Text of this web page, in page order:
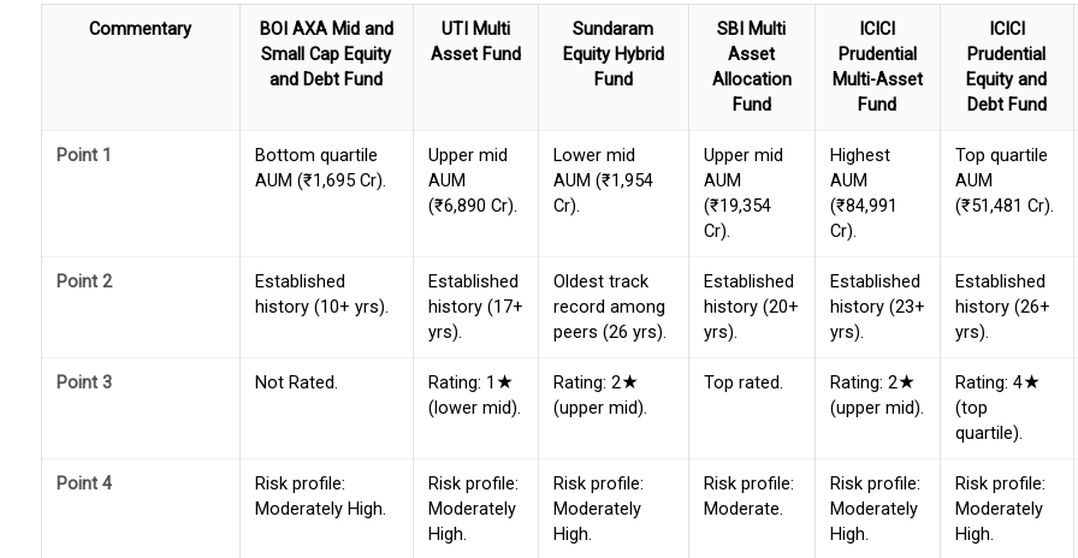
Commentary
BOI AXA Mid and
Small Cap Equity
and Debt Fund
UTI Multi
Asset Fund
Sundaram
Equity Hybrid
Fund
SBI Multi
Asset
Allocation
Fund
ICICI
Prudential
Multi-Asset
Fund
ICICI
Prudential
Equity and
Debt Fund
Point 1
Bottom quartile
AUM (₹1,695 Cr).
Upper mid
AUM
(₹6,890 Cr).
Lower mid
AUM (₹1,954
Cr).
Upper mid
AUM
(₹19,354
Cr).
Highest
AUM
(₹84,991
Cr).
Top quartile
AUM
(₹51,481 Cr).
Point 2
Established
history (10+ yrs).
Established
history (17+
yrs).
Oldest track
record among
peers (26 yrs).
Established
history (20+
yrs).
Established
history (23+
yrs).
Established
history (26+
yrs).
Point 3 Not Rated.
Rating: 1★
(lower mid).
Rating: 2★
(upper mid).
Top rated.
Rating: 2★
(upper mid).
Rating: 4★
(top
quartile).
Point 4
Risk profile:
Moderately High.
Risk profile:
Moderately
High.
Risk profile:
Moderately
High.
Risk profile:
Moderate.
Risk profile:
Moderately
High.
Risk profile:
Moderately
High.